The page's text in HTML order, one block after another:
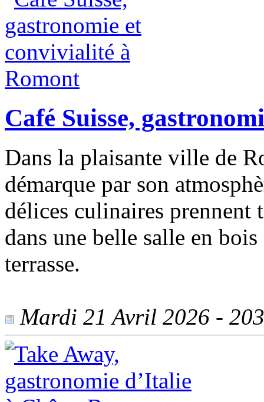
Café Suisse,
Dans la plaisante ville de
démarque par son
délices culinaires prennent
dans une belle salle en
terrasse.
Mardi 21 Avril 2026 -